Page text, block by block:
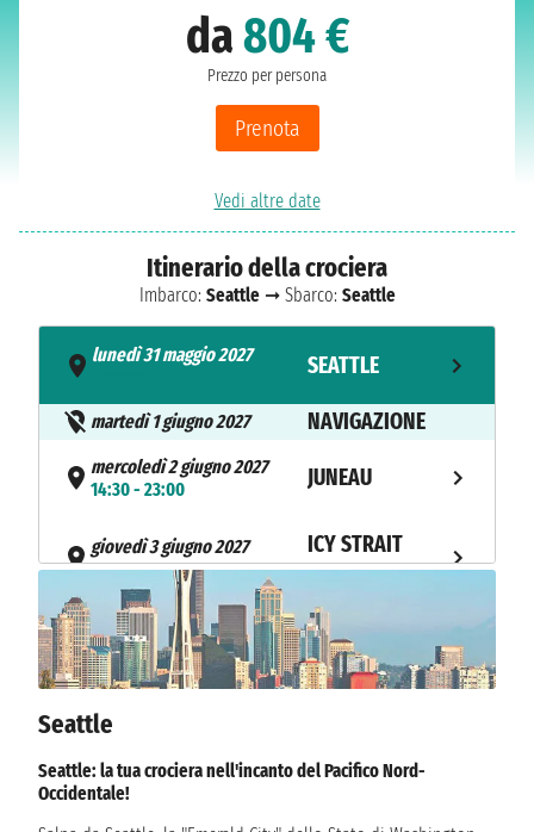
da804 €
Prezzo per persona
Prenota
Vedi altre date
Itinerario della crociera
Imbarco: Seattle➞ Sbarco: Seattle
lunedì 31 maggio 2027
SEATTLE
martedì 1 giugno 2027 NAVIGAZIONE
mercoledì 2 giugno 2027
14:30 - 23:00
JUNEAU
giovedì 3 giugno 2027
08:00 - 19:00
ICY STRAIT
POINT
venerdì 4 giugno 2027
07:00 - 07:30
TRACY ARM
06:00 - 13:00
domenica 6 giugno 2027
21:00 - 23:58
Seattle
Seattle: la tua crociera nell'incanto del Pacifico Nord-
Occidentale!